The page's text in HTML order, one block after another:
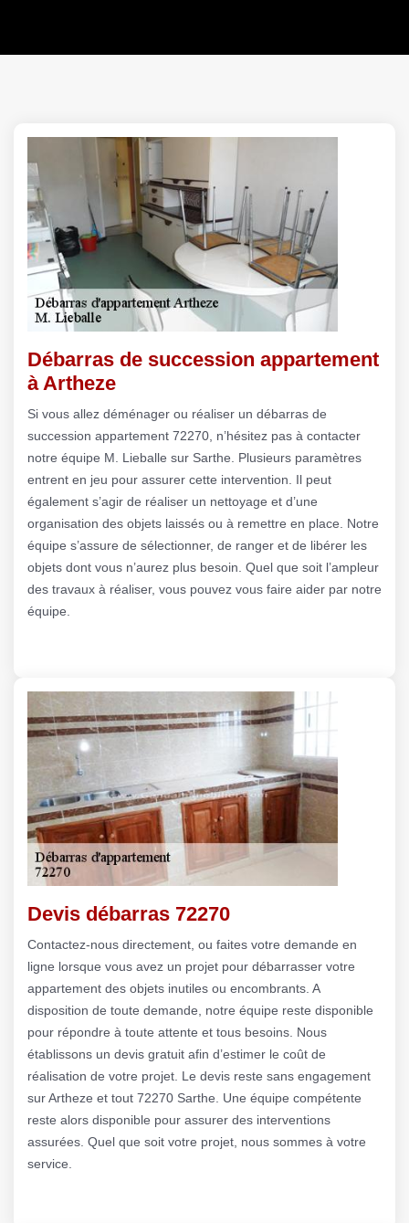
Débarras de succession appartement
à Artheze
Si vous allez déménager ou réaliser un débarras de
succession appartement 72270, n’hésitez pas à contacter
notre équipe M. Lieballe sur Sarthe. Plusieurs paramètres
entrent en jeu pour assurer cette intervention. Il peut
également s’agir de réaliser un nettoyage et d’une
organisation des objets laissés ou à remettre en place. Notre
équipe s’assure de sélectionner, de ranger et de libérer les
objets dont vous n’aurez plus besoin. Quel que soit l’ampleur
des travaux à réaliser, vous pouvez vous faire aider par notre
équipe.
Devis débarras 72270
Contactez-nous directement, ou faites votre demande en
ligne lorsque vous avez un projet pour débarrasser votre
appartement des objets inutiles ou encombrants. A
disposition de toute demande, notre équipe reste disponible
pour répondre à toute attente et tous besoins. Nous
établissons un devis gratuit afin d’estimer le coût de
réalisation de votre projet. Le devis reste sans engagement
sur Artheze et tout 72270 Sarthe. Une équipe compétente
reste alors disponible pour assurer des interventions
assurées. Quel que soit votre projet, nous sommes à votre
service.